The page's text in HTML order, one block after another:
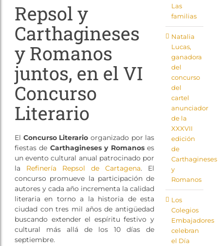
Repsol y
Carthagineses
y Romanos
juntos, en el VI
Concurso
Literario
El Concurso Literario organizado por las
fiestas de Carthagineses y Romanoses
un evento cultural anual patrocinado por
la Refinería Repsol de Cartagena. El
concurso promueve la participación de
autores y cada año incrementa la calidad
literaria en torno a la historia de esta
ciudad con tres mil años de antigüedad
buscando extender el espíritu festivo y
cultural más allá de los 10 días de
septiembre.
Las
familias
Natalia
Lucas,
ganadora
del
concurso
del
cartel
anunciador
de la
XXXVII
edición
de
Carthagineses
y
Romanos
Los
Colegios
Embajadores
celebran
el Día